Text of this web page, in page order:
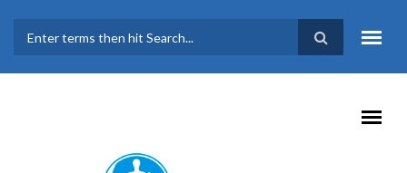
FORMULARIO DE
BÚSQUEDA